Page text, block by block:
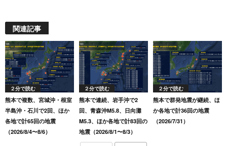
関連記事
２分で読む
熊本で複数、宮城沖・根室
半島沖・石川で2回、ほか
各地で計65回の地震
（2026/8/4〜8/6）
２分で読む
熊本で連続、岩手沖で2
回、青森沖M5.8、日向灘
M5.3、ほか各地で計83回の
地震（2026/8/1〜8/3）
２分で読む
熊本で群発地震が継続、ほ
か各地で計36回の地震
（2026/7/31）